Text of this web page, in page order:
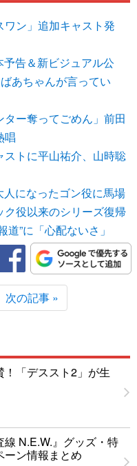
ン」追加キャスト発
予告＆新ビジュアル公
あちゃんが言ってい
ー奪ってごめん」前田
唱
トに平山祐介、山時聡
人になったゴン役に馬場
役以来のシリーズ復帰
”に「心配ないさ」
次の記事 »
！「デススト2」が生
線 N.E.W.』グッズ・特
ーン情報まとめ